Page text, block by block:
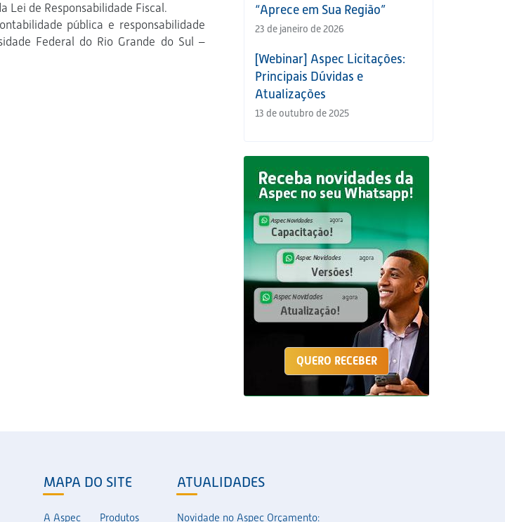
Lei de Responsabilidade Fiscal.
pública e responsabilidade
Federal do Rio Grande do Sul –
“Aprece em Sua Região”
23 de janeiro de 2026
[Webinar] Aspec Licitações:
Principais Dúvidas e
Atualizações
13 de outubro de 2025
QUERO RECEBER
MAPA DO SITE
A Aspec Produtos
ATUALIDADES
Novidade no Aspec Orçamento: